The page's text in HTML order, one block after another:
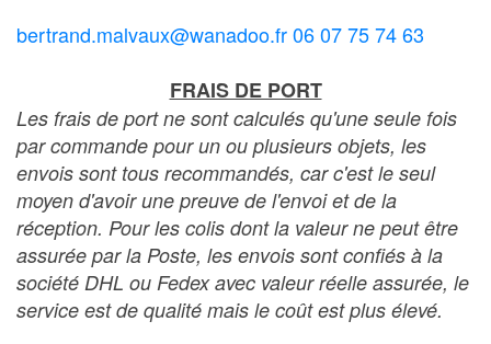
bertrand.malvaux@wanadoo.fr 06 07 75 74 63
FRAIS DE PORT
Les frais de port ne sont calculés qu'une seule fois
par commande pour un ou plusieurs objets, les
envois sont tous recommandés, car c'est le seul
moyen d'avoir une preuve de l'envoi et de la
réception. Pour les colis dont la valeur ne peut être
assurée par la Poste, les envois sont confiés à la
société DHL ou Fedex avec valeur réelle assurée, le
service est de qualité mais le coût est plus élevé.